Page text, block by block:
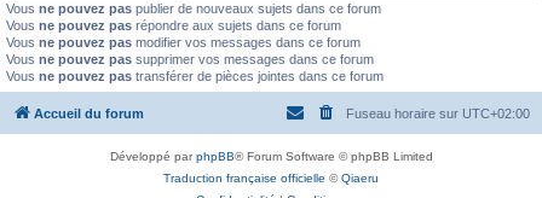
Vous ne pouvez pas publier de nouveaux sujets dans ce forum
Vous ne pouvez pas répondre aux sujets dans ce forum
Vous ne pouvez pas modifier vos messages dans ce forum
Vous ne pouvez pas supprimer vos messages dans ce forum
Vous ne pouvez pas transférer de pièces jointes dans ce forum
Accueil du forum Fuseau horaire sur UTC+02:00
Développé parphpBB® Forum Software © phpBB Limited
Traduction française officielle ©Qiaeru